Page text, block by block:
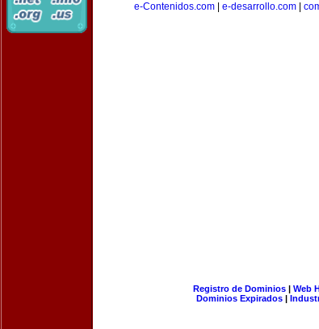
e-Contenidos.com
e-desarrollo.com
Registro de Dominios| Web
Dominios Expirados |